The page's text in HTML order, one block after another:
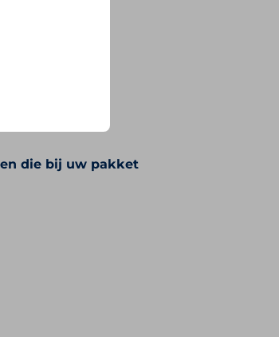
die bij uw pakket